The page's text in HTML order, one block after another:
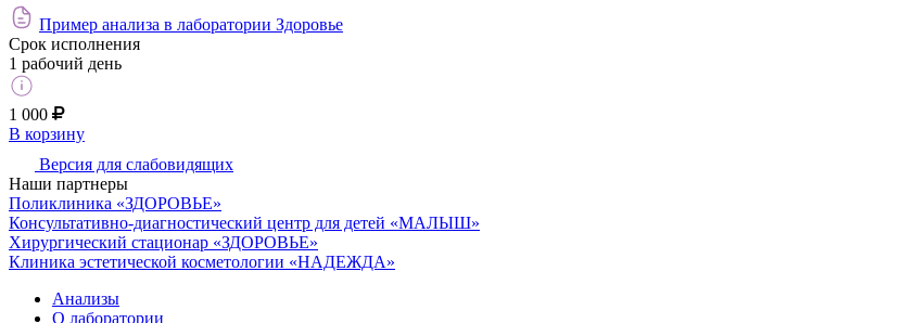
Пример анализа в лаборатории Здоровье
Срок исполнения
1 рабочий день
1 000
В корзину
Версия для слабовидящих
Наши партнеры
Поликлиника «ЗДОРОВЬЕ»
Консультативно-диагностический центр для детей «МАЛЫШ»
Хирургический стационар «ЗДОРОВЬЕ»
Клиника эстетической косметологии «НАДЕЖДА»
Анализы
О лаборатории